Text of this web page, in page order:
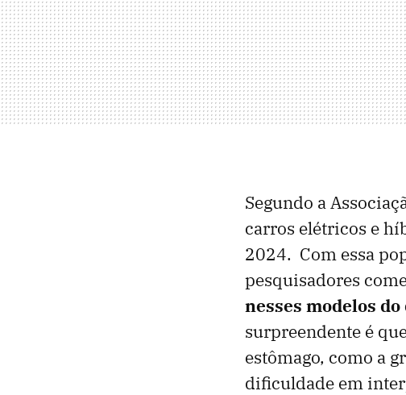
Segundo a
carros elétricos e
2024. Com essa
pesquisadores
nesses modelos
surpreendente é
estômago, como a
dificuldade em